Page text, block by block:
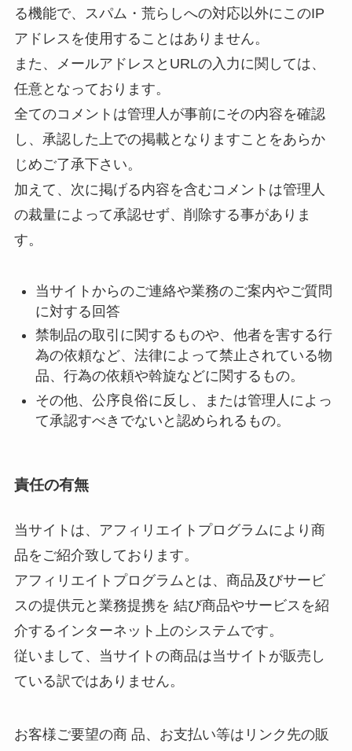
る機能で、スパム・荒らしへの対応以外にこのIP
アドレスを使用することはありません。
また、メールアドレスとURLの入力に関しては、
任意となっております。
全てのコメントは管理人が事前にその内容を確認
し、承認した上での掲載となりますことをあらか
じめご了承下さい。
加えて、次に掲げる内容を含むコメントは管理人
の裁量によって承認せず、削除する事がありま
す。
当サイトからのご連絡や業務のご案内やご質問
に対する回答
禁制品の取引に関するものや、他者を害する行
為の依頼など、法律によって禁止されている物
品、行為の依頼や斡旋などに関するもの。
その他、公序良俗に反し、または管理人によっ
て承認すべきでないと認められるもの。
責任の有無
当サイトは、アフィリエイトプログラムにより商
品をご紹介致しております。
アフィリエイトプログラムとは、商品及びサービ
スの提供元と業務提携を 結び商品やサービスを紹
介するインターネット上のシステムです。
従いまして、当サイトの商品は当サイトが販売し
ている訳ではありません。
お客様ご要望の商 品、お支払い等はリンク先の販